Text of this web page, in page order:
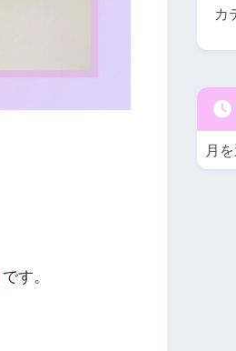
です。